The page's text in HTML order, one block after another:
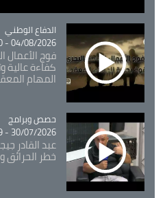
Catégorie
الدفاع الوطني
04/08/2026 - 12:10
فوج الأعمال
كفاءة عالية
المهام
Catégorie
حصص وبرامج
30/07/2026 - 09:49
عبد القادر
خطر الحرائق